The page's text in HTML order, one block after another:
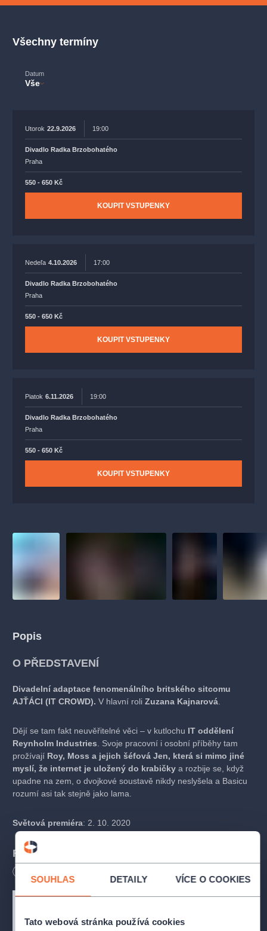
SOUHLAS DETAILY VÍCE O COOKIES
Tato webová stránka používá cookies
Všechny termíny
Datum
Vše
Utorok 22.9.2026 19:00
Divadlo Radka Brzobohatého
Praha
550 - 650 Kč
KOUPIT VSTUPENKY
Nedeľa 4.10.2026 17:00
Divadlo Radka Brzobohatého
Praha
550 - 650 Kč
KOUPIT VSTUPENKY
Piatok 6.11.2026 19:00
Divadlo Radka Brzobohatého
Praha
550 - 650 Kč
KOUPIT VSTUPENKY
Popis
O PŘEDSTAVENÍ
Divadelní adaptace fenomenálního britského sitcomu
AJŤÁCI (IT CROWD). V hlavní roli Zuzana Kajnarová.
Dějí se tam fakt neuvěřitelné věci – v kutlochu IT oddělení
Reynholm Industries. Svoje pracovní i osobní příběhy tam
prožívají Roy, Moss a jejich šéfová Jen, která si mimo jiné
myslí, že internet je uložený do krabičky a rozbije se, když
upadne na zem, o dvojkové soustavě nikdy neslyšela a Basicu
rozumí asi tak stejně jako lama.
Světová premiéra: 2. 10. 2020
Fenomén IT Crowd – Co jste o seriálu (možná)
nevěděli
Celkem 4 série se vysílaly od 3. 2 2006 do 30. 7. 2010,
s dnešními seriály to není mnoho, ale vzniku kultu se vzhledem